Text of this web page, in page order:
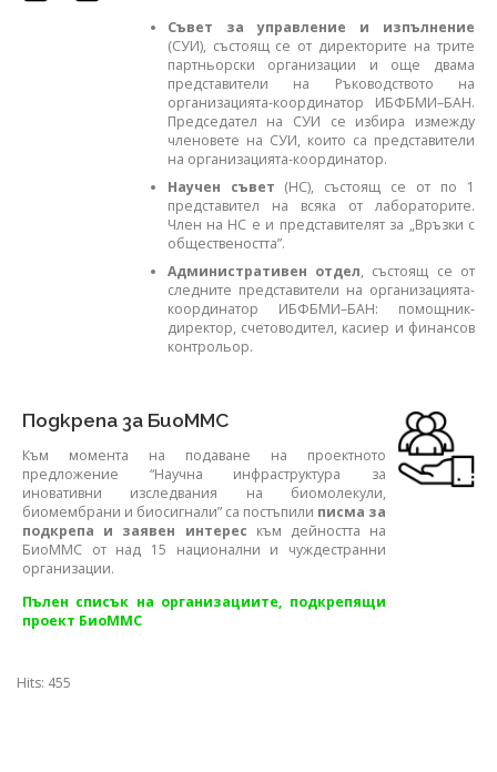
Съвет за управление и изпълнение
(СУИ), състоящ се от директорите на трите
партньорски организации и още двама
представители на Ръководството на
организацията-координатор ИБФБМИ–БАН.
Председател на СУИ се избира измежду
членовете на СУИ, които са представители
на организацията-коорди­натор.
Научен съвет (НС), състоящ се от по 1
представител на всяка от лабораторите.
Член на НС е и представителят за „Връзки с
общест­веността”.
Административен отдел, състоящ се от
следните представители на организацията-
координатор ИБФБМИ–БАН: помощник-
директор, счетоводител, касиер и финансов
контрольор.
Подкрепа за БиоММС
Към момента на подаване на проектното
предложение “Научна инфраструктура за
иновативни изследвания на биомолекули,
биомембрани и биосигнали” са постъпили писма за
подкрепа и заявен интерес към дейността на
БиоММС от над 15 национални и чуждестранни
органи­зации.
Пълен списък на организациите, подкрепящи
проект БиоММС
Hits: 455